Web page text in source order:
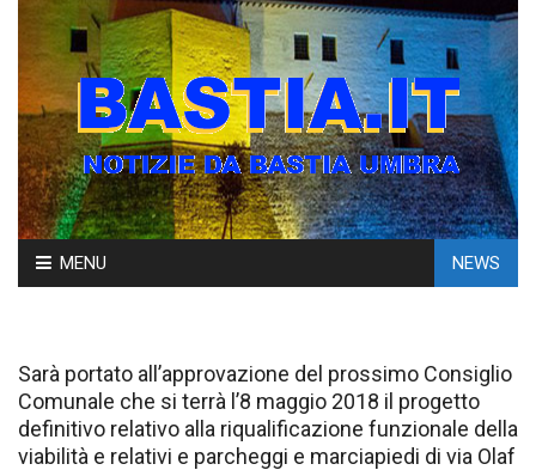
Skip
to
MENU NEWS
Sarà portato all’approvazione del prossimo Consiglio
Comunale che si terrà l’8 maggio 2018 il progetto
definitivo relativo alla riqualificazione funzionale della
viabilità e relativi e parcheggi e marciapiedi di via Olaf